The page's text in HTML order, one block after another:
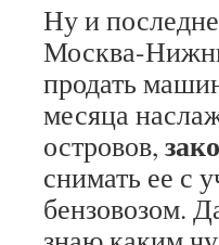
Ну и
Москва-
продать
месяца
островов,
снимать ее с
бензовозом.